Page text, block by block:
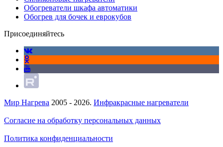
Обогреватели шкафа автоматики
Обогрев для бочек и еврокубов
Присоединяйтесь
Мир Нагрева 2005 - 2026. Инфракрасные нагреватели
Согласие на обработку персональных данных
Политика конфиденциальности